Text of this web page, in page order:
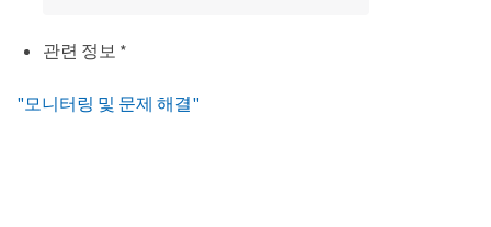
관련 정보 *
"모니터링 및 문제 해결"